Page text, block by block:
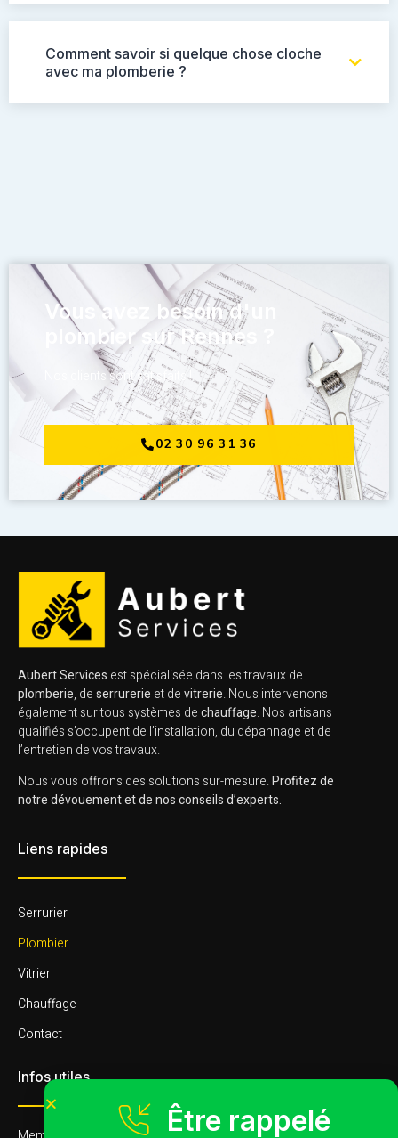
Comment savoir si quelque chose cloche
avec ma plomberie ?
Vous avez besoin d'un
plombier sur Rennes ?
Nos clients sont satisfaits !
02 30 96 31 36
Aubert Services est spécialisée dans les travaux de
plomberie, deserrurerie et devitrerie. Nous intervenons
également sur tous systèmes dechauffage. Nos artisans
qualifiés s’occupent de l’installation, du dépannage et de
l’entretien de vos travaux.
Nous vous offrons des solutions sur-mesure.Profitez de
notre dévouement et de nos conseils d’experts.
Liens rapides
Serrurier
Plombier
Vitrier
Chauffage
Contact
Infos utiles
Être rappelé